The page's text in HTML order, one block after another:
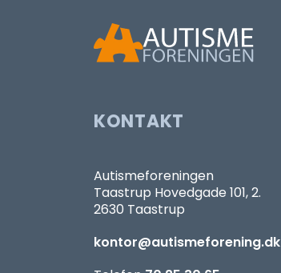
KONTAKT
Autismeforeningen
Taastrup Hovedgade 101, 2.
2630 Taastrup
kontor@autismeforening.dk